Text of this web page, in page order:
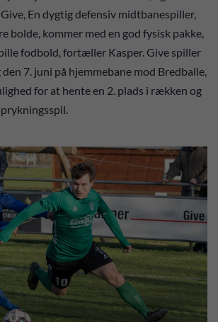
En dygtig defensiv midtbanespiller,
bolde, kommer med en god fysisk pakke,
fodbold, fortæller Kasper. Give spiller
7. juni på hjemmebane mod Bredballe,
for at hente en 2. plads i rækken og